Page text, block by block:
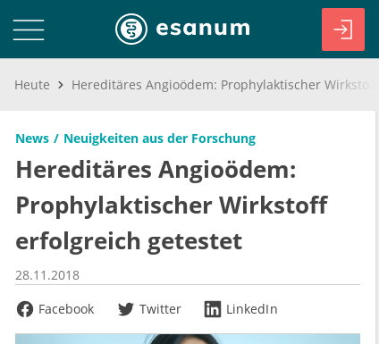
Heute
News Neuigkeiten aus der Forschung
Hereditäres Angioödem:
Prophylaktischer Wirkstoff
erfolgreich getestet
28.11.2018
Facebook
Twitter LinkedIn